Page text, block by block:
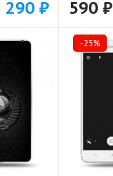
290 ₽ 590 ₽
-25%